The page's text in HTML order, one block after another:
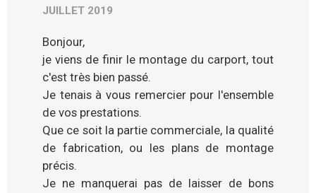
JUILLET 2019
Bonjour,
je viens de finir le montage du carport, tout
c'est très bien passé.
Je tenais à vous remercier pour l'ensemble
de vos prestations.
Que ce soit la partie commerciale, la qualité
de fabrication, ou les plans de montage
précis.
Je ne manquerai pas de laisser de bons